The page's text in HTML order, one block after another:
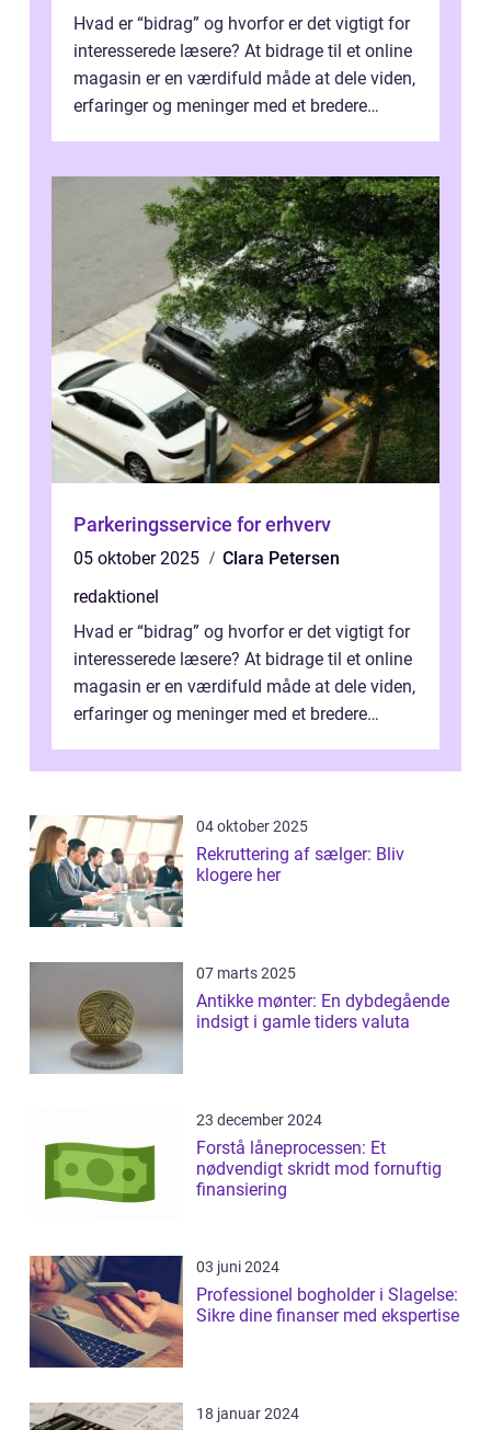
Hvad er “bidrag” og hvorfor er det vigtigt for
interesserede læsere? At bidrage til et online
magasin er en værdifuld måde at dele viden,
erfaringer og meninger med et bredere
Parkeringsservice for erhverv
05 oktober 2025
Clara Petersen
redaktionel
Hvad er “bidrag” og hvorfor er det vigtigt for
interesserede læsere? At bidrage til et online
magasin er en værdifuld måde at dele viden,
erfaringer og meninger med et bredere
04 oktober 2025
Rekruttering af sælger: Bliv
klogere her
07 marts 2025
Antikke mønter: En dybdegående
indsigt i gamle tiders valuta
23 december 2024
Forstå låneprocessen: Et
nødvendigt skridt mod fornuftig
finansiering
03 juni 2024
Professionel bogholder i Slagelse:
Sikre dine finanser med ekspertise
18 januar 2024